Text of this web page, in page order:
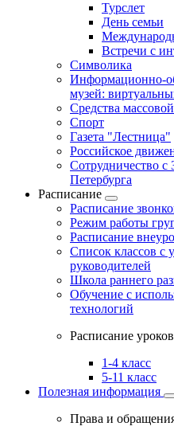
Турслет
День семьи
Встречи с
Символика
Информационно-
музей:
Средства
Спорт
Газета "Лестница"
Российское
Сотрудничество
Петербурга
Расписание
Расписание
Режим работы
Расписание
Список классов с
руководителей
Школа раннего
Обучение с
технологий
Расписание уроков
1-4 класс
5-11 класс
Полезная информация
Права и